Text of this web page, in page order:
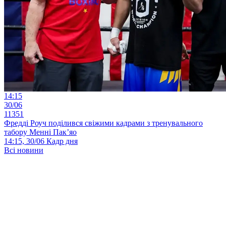
14:15
30/06
11351
Фредді Роуч поділився свіжими кадрами з тренувального
табору Менні Пак’яо
14:15, 30/06 Кадр дня
Всі новини